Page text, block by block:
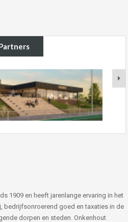
1909 en heeft jarenlange ervaring in het
bedrijfsonroerend goed en taxaties in de
dorpen en steden. Onkenhout